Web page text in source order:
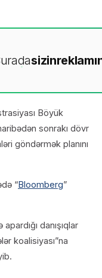
sizin
Böyük
sonrakı dövr
göndərmək planını
“Bloomberg”
danışıqlar
koalisiyası”na